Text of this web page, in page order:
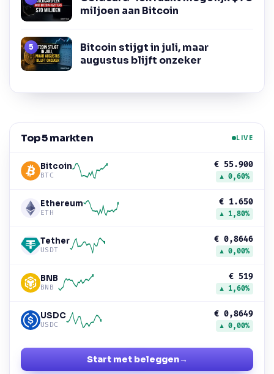
miljoen aan Bitcoin
Bitcoin stijgt in juli, maar
augustus blijft onzeker
Top 5 markten LIVE
Bitcoin
BTC
€ 55.900
▲ 0,60%
Ethereum
ETH
€ 1.650
▲ 1,80%
Tether
USDT
€ 0,8646
▲ 0,00%
BNB
BNB
€ 519
▲ 1,60%
USDC
USDC
€ 0,8649
▲ 0,00%
Start met beleggen→